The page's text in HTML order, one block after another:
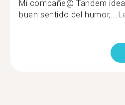
Mi compañe@ Tandem
buen sentido del humor,...